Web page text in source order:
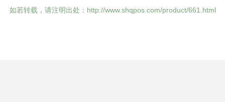
如若转载，请注明出处：http://www.shqpos.com/product/661.html